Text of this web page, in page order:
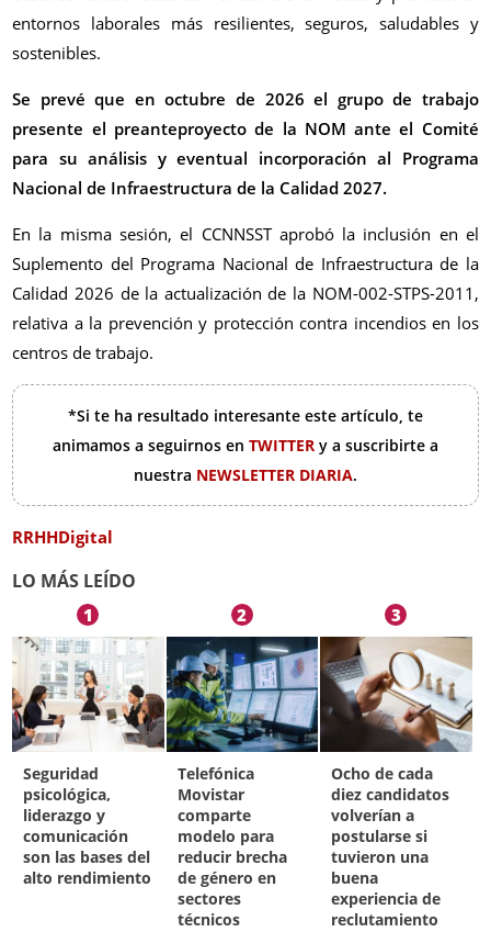
entornos laborales más resilientes, seguros, saludables y
sostenibles.
Se prevé que en octubre de 2026 el grupo de trabajo
presente el preanteproyecto de la NOM ante el Comité
para su análisis y eventual incorporación al Programa
Nacional de Infraestructura de la Calidad 2027.
En la misma sesión, el CCNNSST aprobó la inclusión en el
Suplemento del Programa Nacional de Infraestructura de la
Calidad 2026 de la actualización de la NOM-002-STPS-2011,
relativa a la prevención y protección contra incendios en los
centros de trabajo.
*Si te ha resultado interesante este artículo, te
animamos a seguirnos en TWITTER y a suscribirte a
nuestra NEWSLETTER DIARIA.
RRHHDigital
LO MÁS LEÍDO
1
Seguridad
psicológica,
liderazgo y
comunicación
son las bases del
alto rendimiento
2
Telefónica
Movistar
comparte
modelo para
reducir brecha
de género en
sectores
técnicos
3
Ocho de cada
diez candidatos
volverían a
postularse si
tuvieron una
buena
experiencia de
reclutamiento